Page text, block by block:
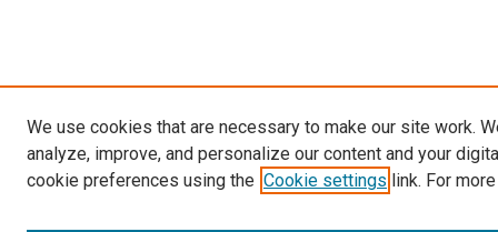
We use cookies that are necessary to make our site work.
analyze, improve, and personalize our content and your
cookie preferences using the Cookie settings link. For